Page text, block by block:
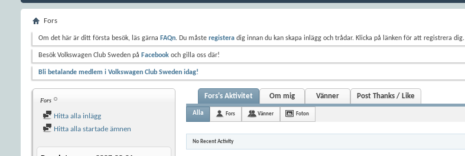
Fors
Om det här är ditt första besök, läs gärna FAQn. Du måste registera dig innan du kan skapa inlägg och trådar. Klicka på länken för att registrera dig.
Besök Volkswagen Club Sweden på Facebook och gilla oss där!
Bli betalande medlem i Volkswagen Club Sweden idag!
Fors
Hitta alla inlägg
Hitta alla startade ämnen
Fors's Aktivitet Om mig Vänner Post Thanks / Like
Alla Fors Vänner Foton
No Recent Activity